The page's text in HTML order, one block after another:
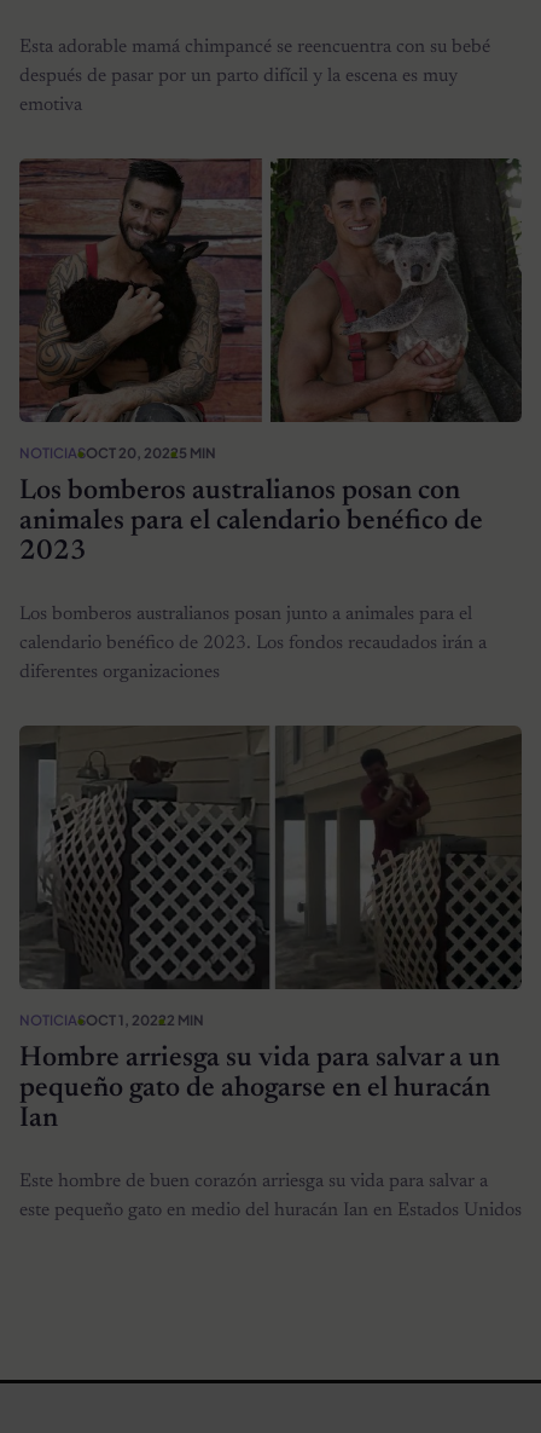
Esta adorable mamá chimpancé se reencuentra con su bebé
después de pasar por un parto difícil y la escena es muy
emotiva
NOTICIASOCT 20, 20225 MIN
Los bomberos australianos posan con
animales para el calendario benéfico de
2023
Los bomberos australianos posan junto a animales para el
calendario benéfico de 2023. Los fondos recaudados irán a
diferentes organizaciones
NOTICIASOCT 1, 20222 MIN
Hombre arriesga su vida para salvar a un
pequeño gato de ahogarse en el huracán
Ian
Este hombre de buen corazón arriesga su vida para salvar a
este pequeño gato en medio del huracán Ian en Estados Unidos